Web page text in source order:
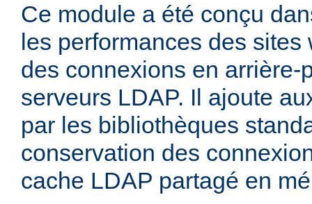
Ce module a été conçu
les performances des
des connexions en arrière-
serveurs LDAP. Il ajoute
par les bibliothèques
conservation des
cache LDAP partagé en